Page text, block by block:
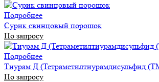
Подробнее
Сурик свинцовый порошок
По запросу
Подробнее
Тиурам Д (Тетраметилтиурамдисульфид
По запросу